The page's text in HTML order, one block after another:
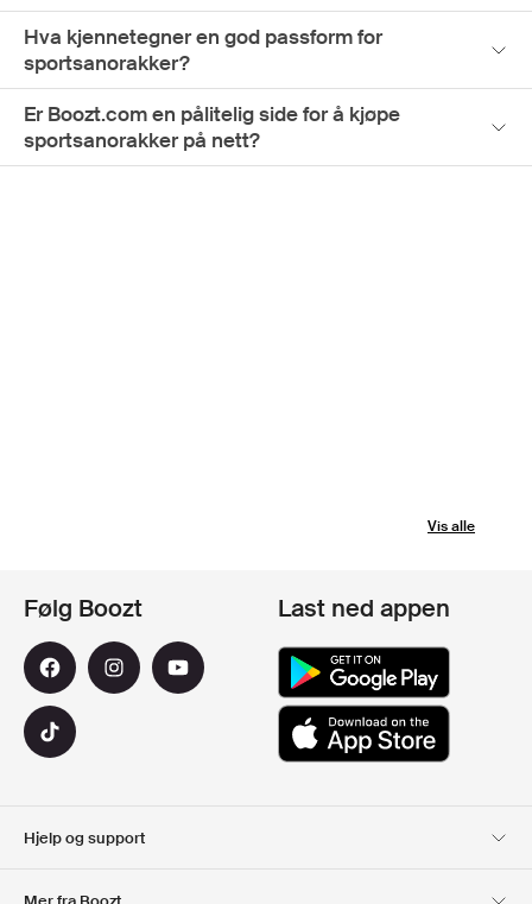
Hva kjennetegner en god passform for
sportsanorakker?
Er Boozt.com en pålitelig side for å kjøpe
sportsanorakker på nett?
Vis alle
Hjelp og support
Følg Boozt Last ned appen